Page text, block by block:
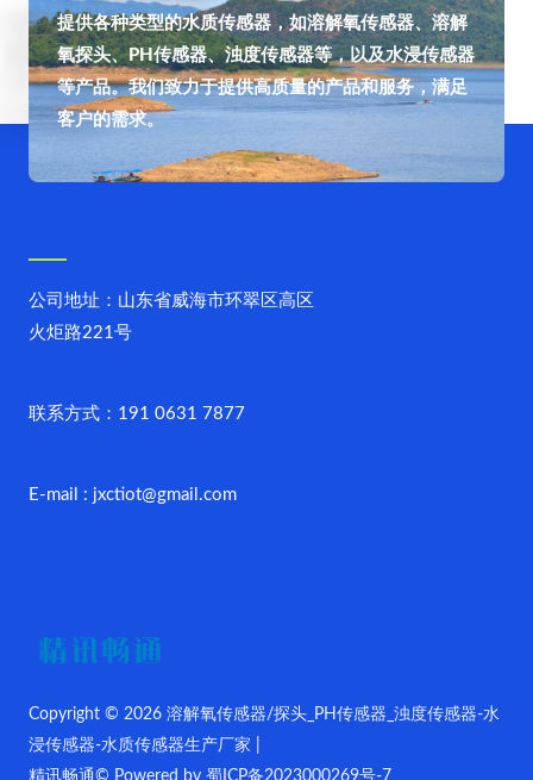
提供各种类型的水质传感器，如溶解氧传感器、溶解
氧探头、PH传感器、浊度传感器等，以及水浸传感器
等产品。我们致力于提供高质量的产品和服务，满足
客户的需求。
Copyright © 2026 溶解氧传感器/探头_PH传感器_浊度传感器-水
浸传感器-水质传感器生产厂家 |
精讯畅通© Powered by 蜀ICP备2023000269号-7
公司地址：山东省威海市环翠区高区
火炬路221号
联系方式：191 0631 7877
E-mail : jxctiot@gmail.com